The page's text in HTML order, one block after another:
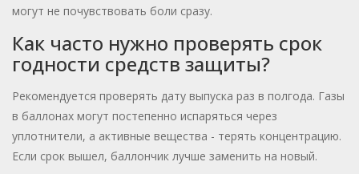
могут не почувствовать боли сразу.
Как часто нужно проверять срок
годности средств защиты?
Рекомендуется проверять дату выпуска раз в полгода. Газы
в баллонах могут постепенно испаряться через
уплотнители, а активные вещества - терять концентрацию.
Если срок вышел, баллончик лучше заменить на новый.